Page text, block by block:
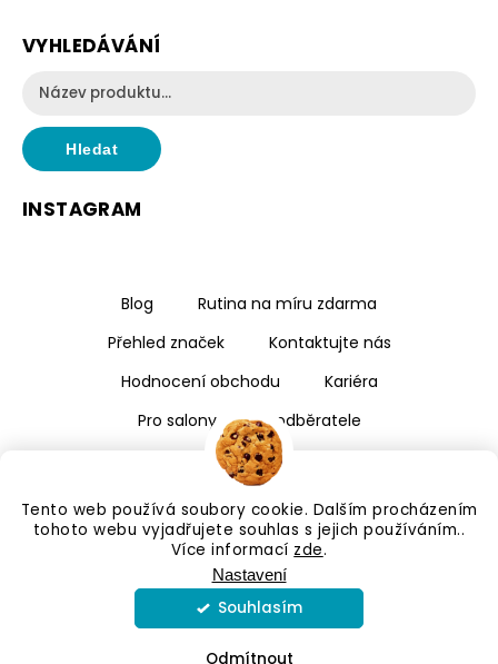
Tento web používá soubory cookie. Dalším procházením
tohoto webu vyjadřujete souhlas s jejich používáním..
Více informací zde.
Nastavení
Odmítnout
Souhlasím
VYHLEDÁVÁNÍ
Hledat
INSTAGRAM
Blog
Rutina na míru zdarma
Přehled značek
Kontaktujte nás
Hodnocení obchodu
Kariéra
Pro salony a velkoodběratele
Copyright 2026Kalismé. Všechna práva vyhrazena.
Upravit nastavení cookies